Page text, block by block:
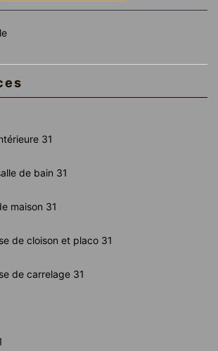
31
de bain 31
maison 31
de cloison et placo 31
de carrelage 31